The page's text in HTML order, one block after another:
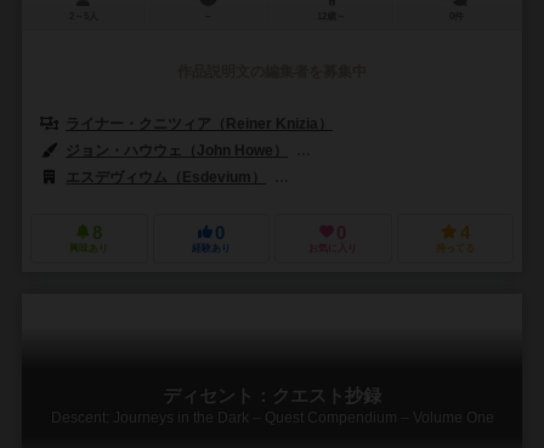
ライナー・クニツィア（Reiner Knizia）
ジョン・ハウウェ（John Howe）
エスデヴィウム（Esdevium）
8
興味あり
0
経験あり
0
お気に入り
4
持ってる
ディセント：クエスト抄録
Descent: Journeys in the Dark – Quest Compendium – Volume One